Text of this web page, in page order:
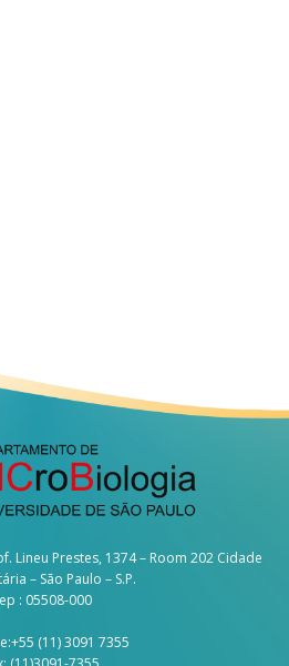
Lineu Prestes, 1374 – Room 202 Cidade
– São Paulo – S.P.
: 05508-000
(11) 3091 7355